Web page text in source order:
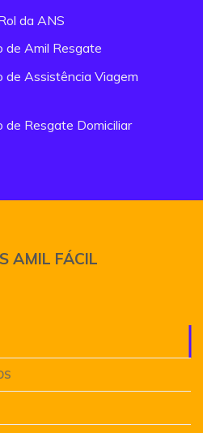
da ANS
de Amil Resgate
de Assistência Viagem
Resgate Domiciliar
AMIL FÁCIL